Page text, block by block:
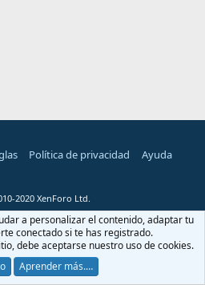
Política de privacidad Ayuda
2020 XenForo Ltd.
a personalizar el contenido, adaptar tu
conectado si te has registrado.
debe aceptarse nuestro uso de cookies.
Aprender más.…